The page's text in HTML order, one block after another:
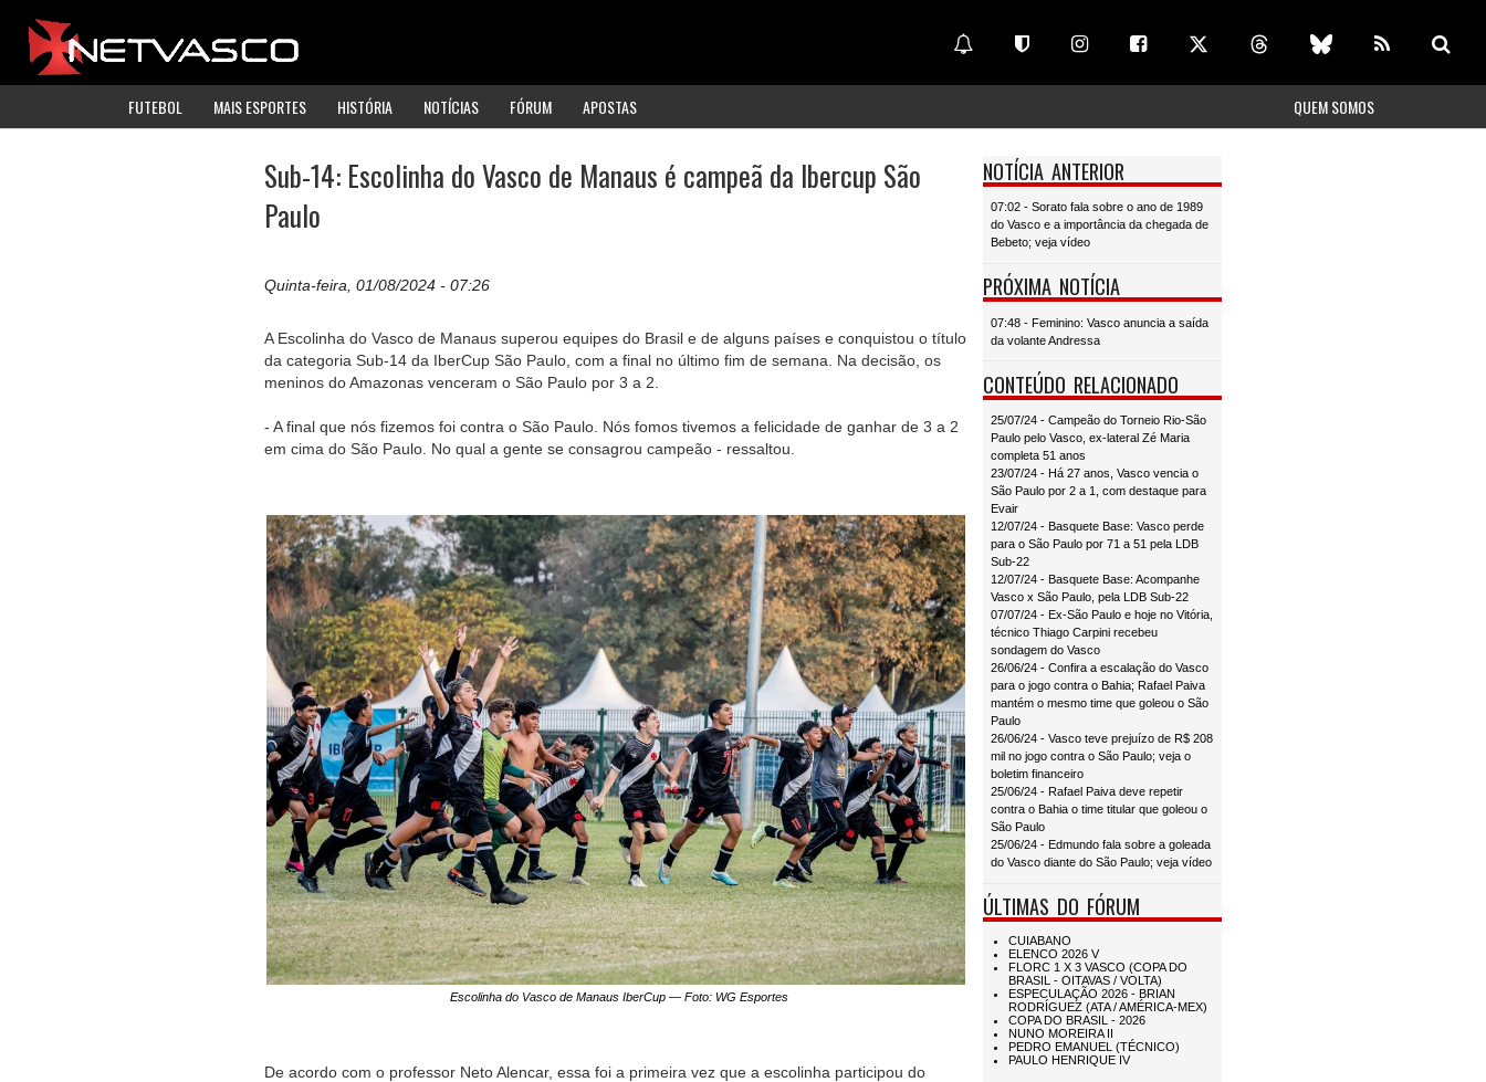
FUTEBOL MAIS ESPORTES HISTÓRIA NOTÍCIAS FÓRUM APOSTAS QUEM SOMOS
Sub-14: Escolinha do Vasco de Manaus é campeã da Ibercup São
Paulo
Quinta-feira, 01/08/2024 - 07:26
A Escolinha do Vasco de Manaus superou equipes do Brasil e de alguns países e conquistou o título
da categoria Sub-14 da IberCup São Paulo, com a final no último fim de semana. Na decisão, os
meninos do Amazonas venceram o São Paulo por 3 a 2.
- A final que nós fizemos foi contra o São Paulo. Nós fomos tivemos a felicidade de ganhar de 3 a 2
em cima do São Paulo. No qual a gente se consagrou campeão - ressaltou.
Escolinha do Vasco de Manaus IberCup — Foto: WG Esportes
De acordo com o professor Neto Alencar, essa foi a primeira vez que a escolinha participou do
NOTÍCIA ANTERIOR
07:02 - Sorato fala sobre o ano de 1989
do Vasco e a importância da chegada de
Bebeto; veja vídeo
PRÓXIMA NOTÍCIA
07:48 - Feminino: Vasco anuncia a saída
da volante Andressa
CONTEÚDO RELACIONADO
25/07/24 - Campeão do Torneio Rio-São
Paulo pelo Vasco, ex-lateral Zé Maria
completa 51 anos
23/07/24 - Há 27 anos, Vasco vencia o
São Paulo por 2 a 1, com destaque para
Evair
12/07/24 - Basquete Base: Vasco perde
para o São Paulo por 71 a 51 pela LDB
Sub-22
12/07/24 - Basquete Base: Acompanhe
Vasco x São Paulo, pela LDB Sub-22
07/07/24 - Ex-São Paulo e hoje no Vitória,
técnico Thiago Carpini recebeu
sondagem do Vasco
26/06/24 - Confira a escalação do Vasco
para o jogo contra o Bahia; Rafael Paiva
mantém o mesmo time que goleou o São
Paulo
26/06/24 - Vasco teve prejuízo de R$ 208
mil no jogo contra o São Paulo; veja o
boletim financeiro
25/06/24 - Rafael Paiva deve repetir
contra o Bahia o time titular que goleou o
São Paulo
25/06/24 - Edmundo fala sobre a goleada
do Vasco diante do São Paulo; veja vídeo
ÚLTIMAS DO FÓRUM